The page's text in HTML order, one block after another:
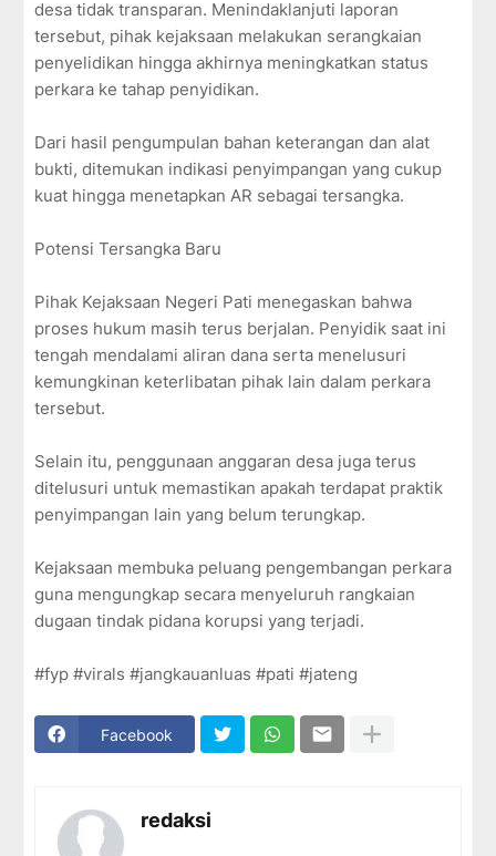
desa tidak transparan. Menindaklanjuti laporan
tersebut, pihak kejaksaan melakukan serangkaian
penyelidikan hingga akhirnya meningkatkan status
perkara ke tahap penyidikan.
Dari hasil pengumpulan bahan keterangan dan alat
bukti, ditemukan indikasi penyimpangan yang cukup
kuat hingga menetapkan AR sebagai tersangka.
Potensi Tersangka Baru
Pihak Kejaksaan Negeri Pati menegaskan bahwa
proses hukum masih terus berjalan. Penyidik saat ini
tengah mendalami aliran dana serta menelusuri
kemungkinan keterlibatan pihak lain dalam perkara
tersebut.
Selain itu, penggunaan anggaran desa juga terus
ditelusuri untuk memastikan apakah terdapat praktik
penyimpangan lain yang belum terungkap.
Kejaksaan membuka peluang pengembangan perkara
guna mengungkap secara menyeluruh rangkaian
dugaan tindak pidana korupsi yang terjadi.
#fyp #virals #jangkauanluas #pati #jateng
Facebook
redaksi